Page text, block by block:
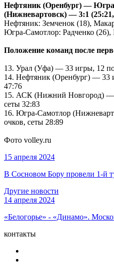
Нефтяник (Оренбург) —
(Нижневартовск) — 3:1 (25:21,
Нефтяник: Земченок (18),
Югра-Самотлор: Радченко
Положение команд после
13. Урал (Уфа) — 33 игры, 12
14. Нефтяник (Оренбург) — 33
47:76
15. АСК (Нижний Новгород) —
сеты 32:83
16. Югра-Самотлор
очков, сеты 28:89
Фото volley.ru
15 апреля 2024
В Сосновом Бору провели 1-й
Другие новости
14 апреля 2024
«Белогорье» - «Динамо».
контакты